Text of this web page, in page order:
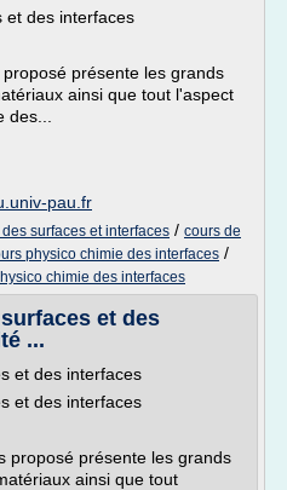
et des interfaces
présente les grands
ainsi que tout l'aspect
pau.fr
surfaces et interfaces / cours de
physico chimie des interfaces /
chimie des interfaces
et des
...
et des interfaces
et des interfaces
proposé présente les grands
ainsi que tout